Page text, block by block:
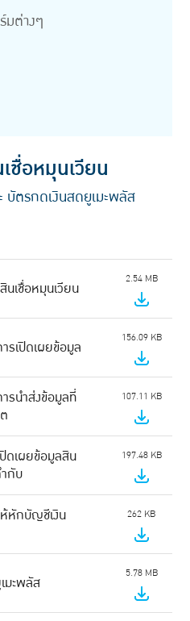
มต่างๆ
ชื่อหมุนเวียน
บัตรกดเงินสดยูเมะพลัส
เชื่อหมุนเวียน 2.54 MB
รเปิดเผยข้อมูล 156.09 KB
รนำส่งข้อมูลที่ 107.11 KB
ดเผยข้อมูลสิน
กับ
197.48 KB
หักบัญชีเงิน 262 KB
มะพลัส 5.78 MB